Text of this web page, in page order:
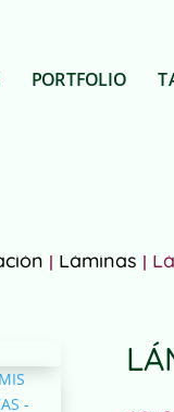
PORTFOLIO
| Láminas |